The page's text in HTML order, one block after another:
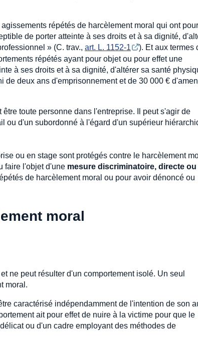
répétés de harcèlement moral qui ont
de porter atteinte à ses droits et à sa dignité,
» (C. trav., art. L. 1152-1
). Et aux termes
répétés ayant pour objet ou pour effet une
à ses droits et à sa dignité, d'altérer sa santé
deux ans d'emprisonnement et de 30 000 €
être toute personne dans l'entreprise. Il peut s'agir de
ou d'un subordonné à l'égard d'un supérieur
ou en stage sont protégés contre le harcèlement
faire l'objet d'une mesure discriminatoire, directe ou
de harcèlement moral ou pour avoir dénoncé ou
moral
ne peut résulter d'un comportement isolé. Un seul
moral.
caractérisé indépendamment de l'intention de son
ait pour effet de nuire à la victime pour que le
ou d'un cadre employant des méthodes de